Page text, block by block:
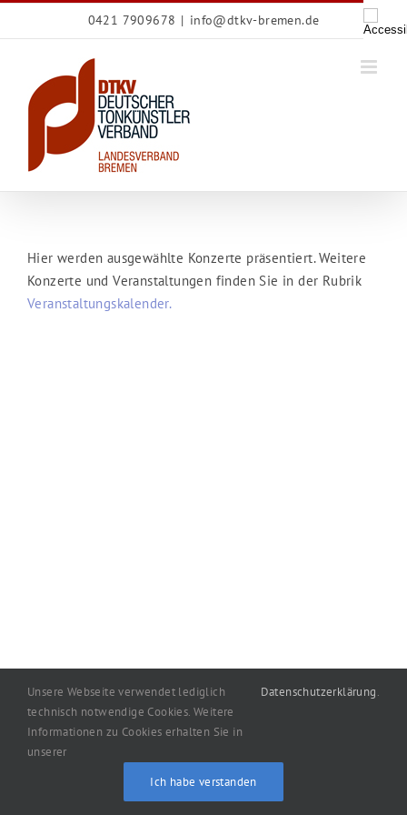
0421 7909678 | info@dtkv-bremen.de
Hier werden ausgewählte Konzerte präsentiert. Weitere
Konzerte und Veranstaltungen finden Sie in der Rubrik
Veranstaltungskalender.
Copyright2026machart: Oelgemöller
Datenschutzerklärung
Unsere Webseite verwendet lediglich
technisch notwendige Cookies. Weitere
Informationen zu Cookies erhalten Sie in
unserer
Datenschutzerklärung.
Ich habe verstanden